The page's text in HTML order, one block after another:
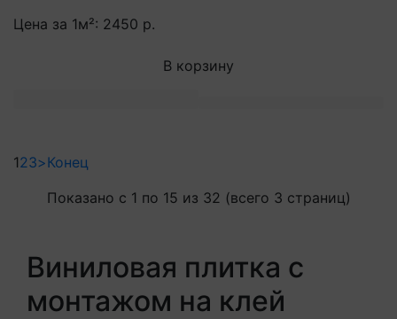
Цена за 1м²: 2450 р.
В корзину
123>Конец
Показано с 1 по 15 из 32 (всего 3 страниц)
Виниловая плитка с
монтажом на клей